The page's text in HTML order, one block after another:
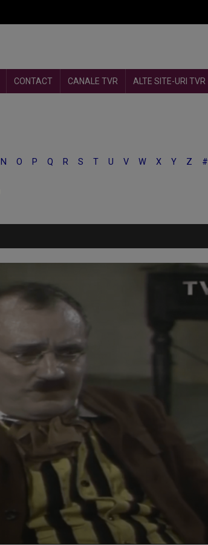
CONTACT CANALE TVR ALTE SITE-URI TVR
N O P Q R S T U V W X Y Z #